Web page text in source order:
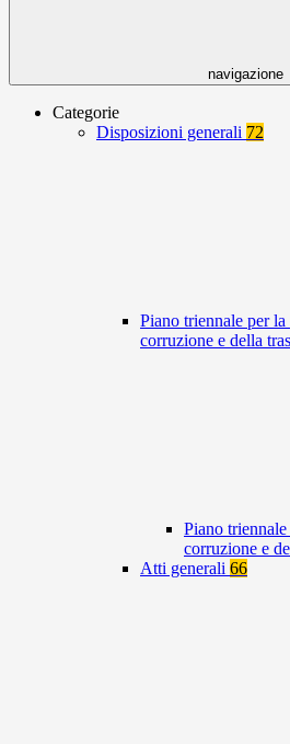
navigazione
Categorie
Disposizioni generali 72
Piano triennale per
corruzione e della
Piano
corruzione e
Atti generali 66